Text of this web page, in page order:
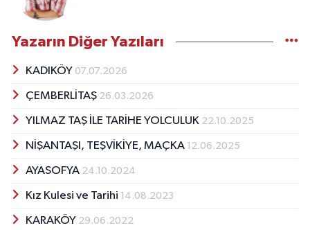
Yazarın Diğer Yazıları
KADIKÖY 07.07.2026
ÇEMBERLİTAŞ 26.03.2026
YILMAZ TAŞ İLE TARİHE YOLCULUK 22.10.2025
NİŞANTAŞI, TEŞVİKİYE, MAÇKA 12.06.2025
AYASOFYA 24.10.2024
Kız Kulesi ve Tarihi 14.08.2023
KARAKÖY 29.06.2022